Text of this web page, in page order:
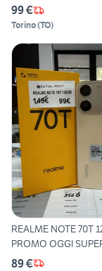
99 €
Torino(TO)
REALME NOTE 70T
PROMO OGGI
89 €